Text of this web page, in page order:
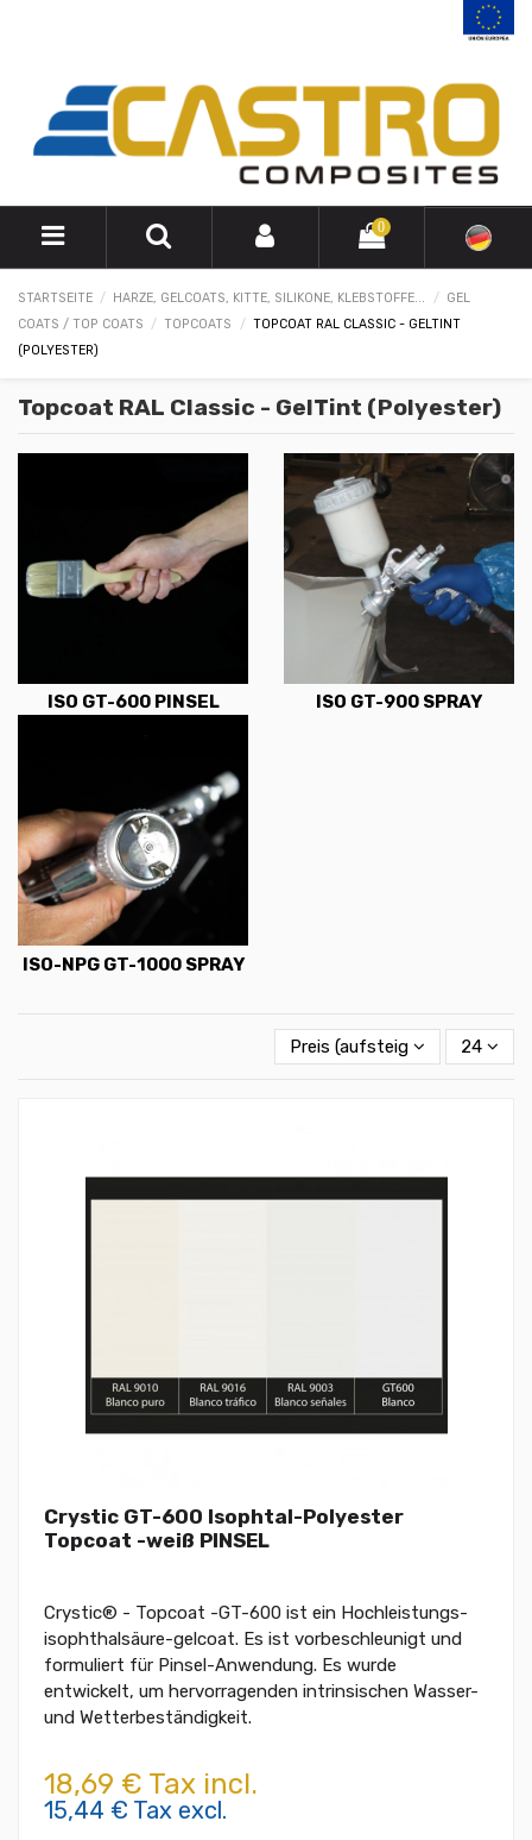
0
STARTSEITE HARZE, GELCOATS, KITTE, SILIKONE, KLEBSTOFFE...
GEL
COATS / TOP COATS
TOPCOATS
TOPCOAT RAL CLASSIC - GELTINT
(POLYESTER)
Topcoat RAL Classic - GelTint (Polyester)
ISO GT-600 PINSEL ISO GT-900 SPRAY
ISO-NPG GT-1000 SPRAY
Preis (aufsteigend) 24
Crystic GT-600 Isophtal-Polyester
Topcoat -weiß PINSEL
Crystic® - Topcoat -GT-600 ist ein Hochleistungs-
isophthalsäure-gelcoat. Es ist vorbeschleunigt und
formuliert für Pinsel-Anwendung. Es wurde
entwickelt, um hervorragenden intrinsischen Wasser-
und Wetterbeständigkeit.
18,69 € Tax incl.
15,44 € Tax excl.